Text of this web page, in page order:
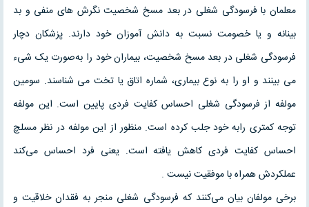
معلمان با فرسودگی شغلی در بعد مسخ شخصیت نگرش های منفی و بد
بینانه و یا خصومت نسبت به دانش آموزان خود دارند. پزشکان دچار
فرسودگی شغلی در بعد مسخ شخصیت، بیماران خود را به‌صورت یک شیء
می بینند و او را به نوع بیماری، شماره اتاق یا تخت می شناسند. سومین
مولفه از فرسودگی شغلی احساس کفایت فردی پایین است. این مولفه
توجه کمتری رابه خود جلب کرده است. منظور از این مولفه در نظر مسلچ
احساس کفایت فردی کاهش یافته است. یعنی فرد احساس می‌کند
عملکردش همراه با موفقیت نیست .
برخی مولفان بیان می‌کنند که فرسودگی شغلی منجر به فقدان خلاقیت و